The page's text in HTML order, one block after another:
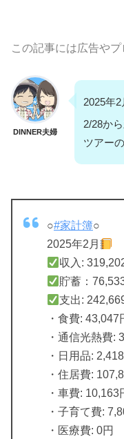
この記事には広告や
DINNER夫婦
2025年
2/28か
ツアー
○#家計簿○
2025年2月
収入:
貯蓄：
支出:
・食費: 43,047
・通信光熱費:
・日用品:
・住居費:
・車費: 10,163
・子育て費:
・医療費: 0円